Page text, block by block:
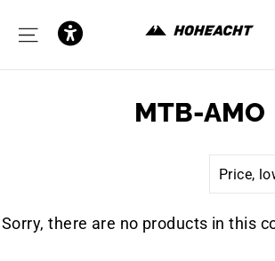
contentSITE NAVIGATION
MTB-AMO
Sorry, there are no products in this